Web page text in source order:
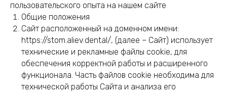
пользовательского опыта на нашем сайте
Общие положения
Cайт расположенный на доменном имени:
https://stom.aliev.dental/, (далее – Сайт) использует
технические и рекламные файлы cookie, для
обеспечения корректной работы и расширенного
функционала. Часть файлов cookie необходима для
технической работы Сайта и анализа его